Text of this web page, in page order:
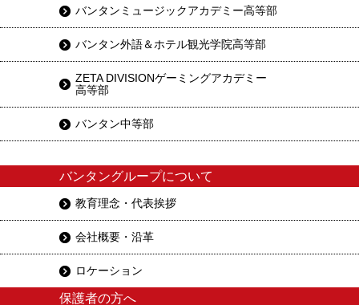
バンタンミュージックアカデミー高等部
バンタン外語＆ホテル観光学院高等部
ZETA DIVISIONゲーミングアカデミー
高等部
バンタン中等部
バンタングループについて
教育理念・代表挨拶
会社概要・沿革
ロケーション
保護者の方へ